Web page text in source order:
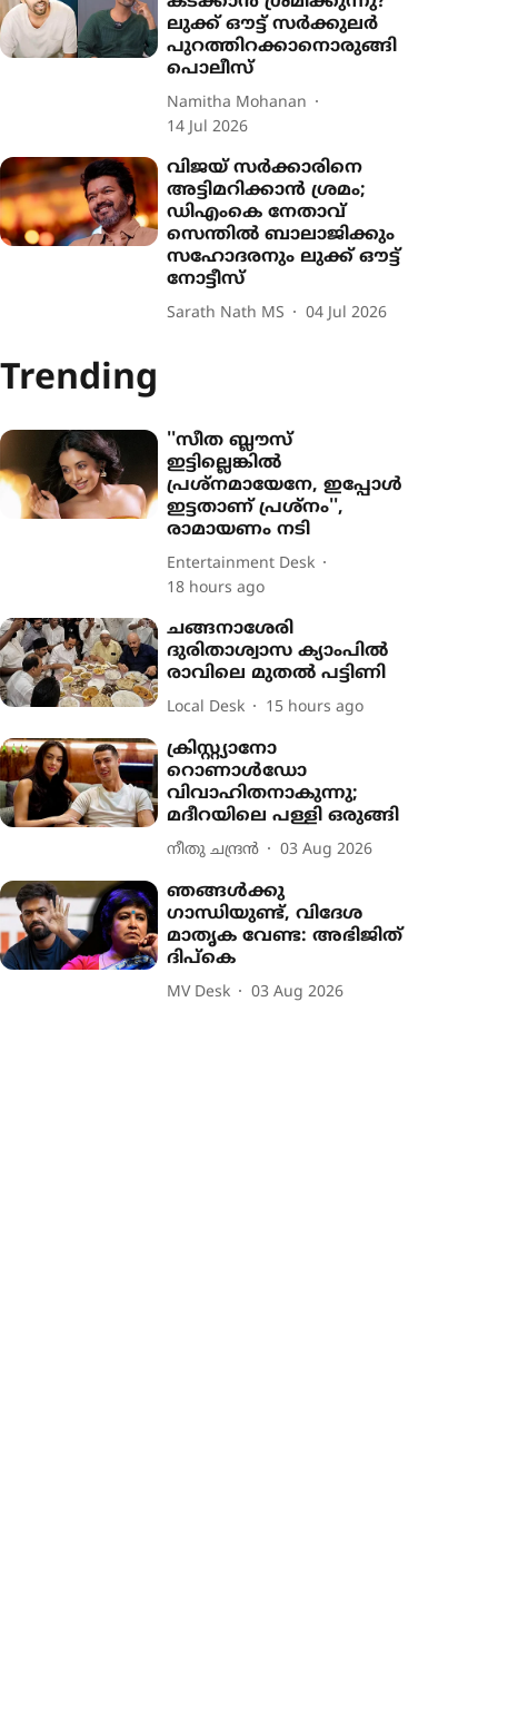
ലുക്ക് ഔട്ട് സർക്കുലർ
പുറത്തിറക്കാനൊരുങ്ങി
പൊലീസ്
Namitha Mohanan
14 Jul 2026
വിജയ് സർക്കാരിനെ
അട്ടിമറിക്കാൻ ശ്രമം;
ഡിഎംകെ നേതാവ്
സെന്തിൽ ബാലാജിക്കും
സഹോദരനും ലുക്ക് ഔട്ട്
നോട്ടീസ്
Sarath Nath MS 04 Jul 2026
Trending
''സീത ബ്ലൗസ്
ഇട്ടില്ലെങ്കിൽ
പ്രശ്നമായേനേ, ഇപ്പോൾ
ഇട്ടതാണ് പ്രശ്നം'',
രാമായണം നടി
Entertainment Desk
18 hours ago
ചങ്ങനാശേരി
ദുരിതാശ്വാസ ക്യാംപിൽ
രാവിലെ മുതൽ പട്ടിണി
Local Desk 15 hours ago
ക്രിസ്റ്റ്യാനോ
റൊണാൾഡോ
വിവാഹിതനാകുന്നു;
മദീറയിലെ പള്ളി ഒരുങ്ങി
നീതു ചന്ദ്രൻ 03 Aug 2026
ഞങ്ങൾക്കു
ഗാന്ധിയുണ്ട്, വിദേശ
മാതൃക വേണ്ട: അഭിജിത്
ദിപ്കെ
MV Desk 03 Aug 2026